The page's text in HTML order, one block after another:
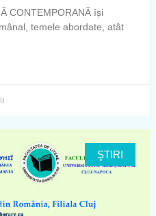
CONTEMPORANĂ își
temele abordate, atât
ŞTIRI